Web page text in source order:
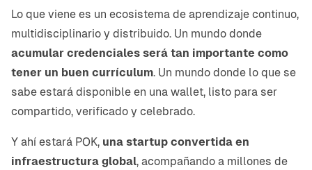
Lo que viene es un ecosistema de aprendizaje continuo,
multidisciplinario y distribuido. Un mundo donde
acumular credenciales será tan importante como
tener un buen currículum. Un mundo donde lo que se
sabe estará disponible en una wallet, listo para ser
compartido, verificado y celebrado.
Y ahí estará POK, una startup convertida en
infraestructura global, acompañando a millones de